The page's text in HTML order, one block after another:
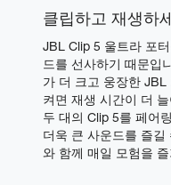
클립하고 재생하
JBL Clip 5 울트라 포
드를 선사하기 때문입
가 더 크고 웅장한
켜면 재생 시간이 더
두 대의 Clip 5를 페어
더욱 큰 사운드를 즐
와 함께 매일 모험을